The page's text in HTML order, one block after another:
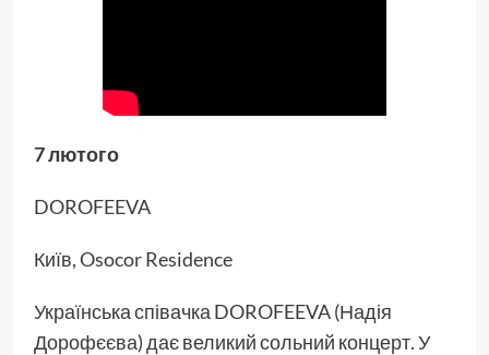
7 лютого
DOROFEEVA
Київ, Osocor Residence
Українська співачка DOROFEEVA (Надія
Дорофєєва) дає великий сольний концерт. У